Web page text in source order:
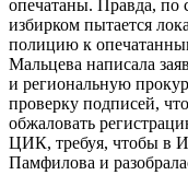
опечатаны. Правда, по
избирком пытается
полицию к
Мальцева написала
и региональную
проверку подписей,
обжаловать
ЦИК, требуя, чтобы в
Памфилова и